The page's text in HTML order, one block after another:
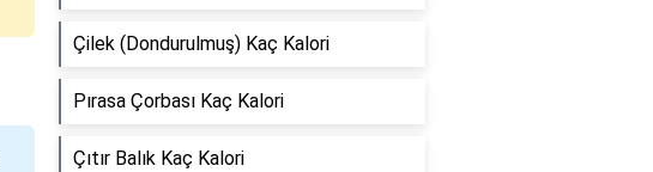
Çilek (Dondurulmuş) Kaç Kalori
Pırasa Çorbası Kaç Kalori
Çıtır Balık Kaç Kalori